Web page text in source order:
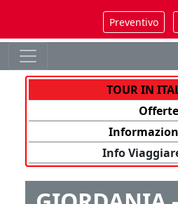
Preventivo
TOUR IN
Offerte
Info